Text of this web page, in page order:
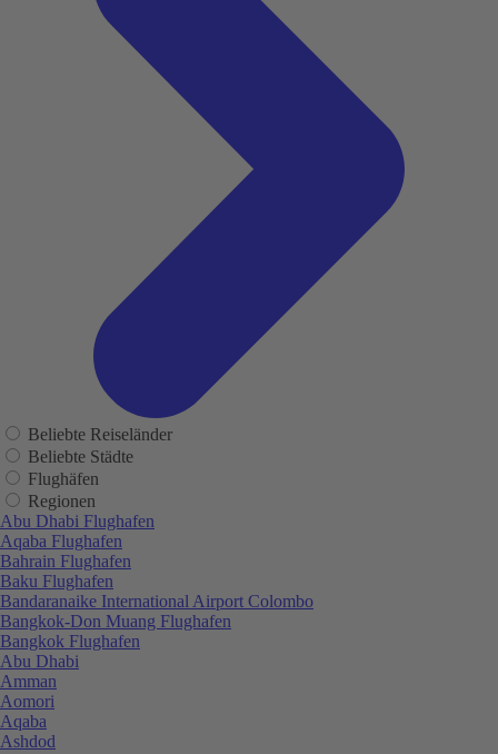
Beliebte Reiseländer
Beliebte Städte
Flughäfen
Regionen
Abu Dhabi Flughafen
Aqaba Flughafen
Bahrain Flughafen
Baku Flughafen
Bandaranaike International Airport Colombo
Bangkok-Don Muang Flughafen
Bangkok Flughafen
Abu Dhabi
Amman
Aomori
Aqaba
Ashdod